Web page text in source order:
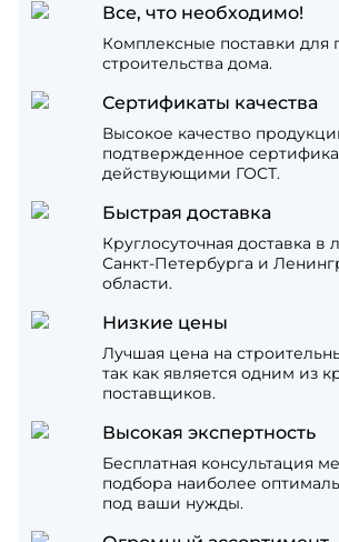
Все, что необходимо!
Комплексные поставки для
строительства дома.
Сертификаты качества
Высокое качество
подтвержденное
действующими ГОСТ.
Быстрая доставка
Круглосуточная доставка в
Санкт-Петербурга и
области.
Низкие цены
Лучшая цена на
так как является одним из
поставщиков.
Высокая экспертность
Бесплатная консультация
подбора наиболее
под ваши нужды.